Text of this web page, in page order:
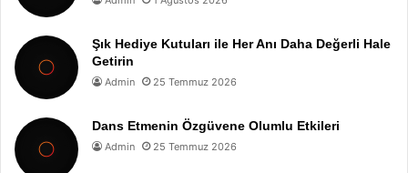
Şık Hediye Kutuları ile Her Anı Daha Değerli Hale
Getirin
Admin 25 Temmuz 2026
Dans Etmenin Özgüvene Olumlu Etkileri
Admin 25 Temmuz 2026